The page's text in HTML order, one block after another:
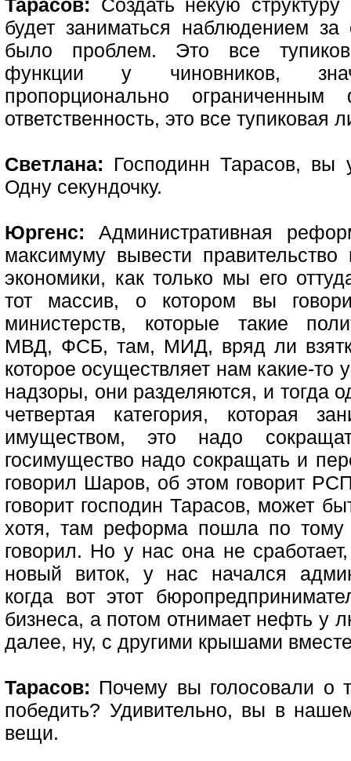
Тарасов: Создать некую
будет заниматься наблюдением
было проблем. Это все
функции у чиновников,
пропорционально
ответственность, это все тупиковая
Светлана: Господинн Тарасов, вы
Одну секундочку.
Юргенс: Административная
максимуму вывести
экономики, как только мы его
тот массив, о котором вы
министерств, которые такие
МВД, ФСБ, там, МИД, вряд ли
которое осуществляет нам какие-то
надзоры, они разделяются, и тогда
четвертая категория, которая
имуществом, это надо
госимущество надо сокращать и
говорил Шаров, об этом говорит
говорит господин Тарасов, может
хотя, там реформа пошла по тому
говорил. Но у нас она не
новый виток, у нас начался
когда вот этот
бизнеса, а потом отнимает нефть
далее, ну, с другими крышами
Тарасов: Почему вы голосовали о
победить? Удивительно, вы в
вещи.